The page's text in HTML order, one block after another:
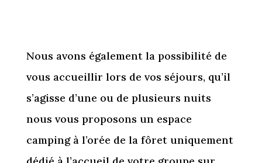
Nous avons également la possibilité de
vous accueillir lors de vos séjours, qu’il
s’agisse d’une ou de plusieurs nuits
nous vous proposons un espace
camping à l’orée de la fôret uniquement